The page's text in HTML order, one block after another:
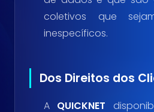
coletivos que
inespecíficos.
Dos Direitos dos
A QUICKNET